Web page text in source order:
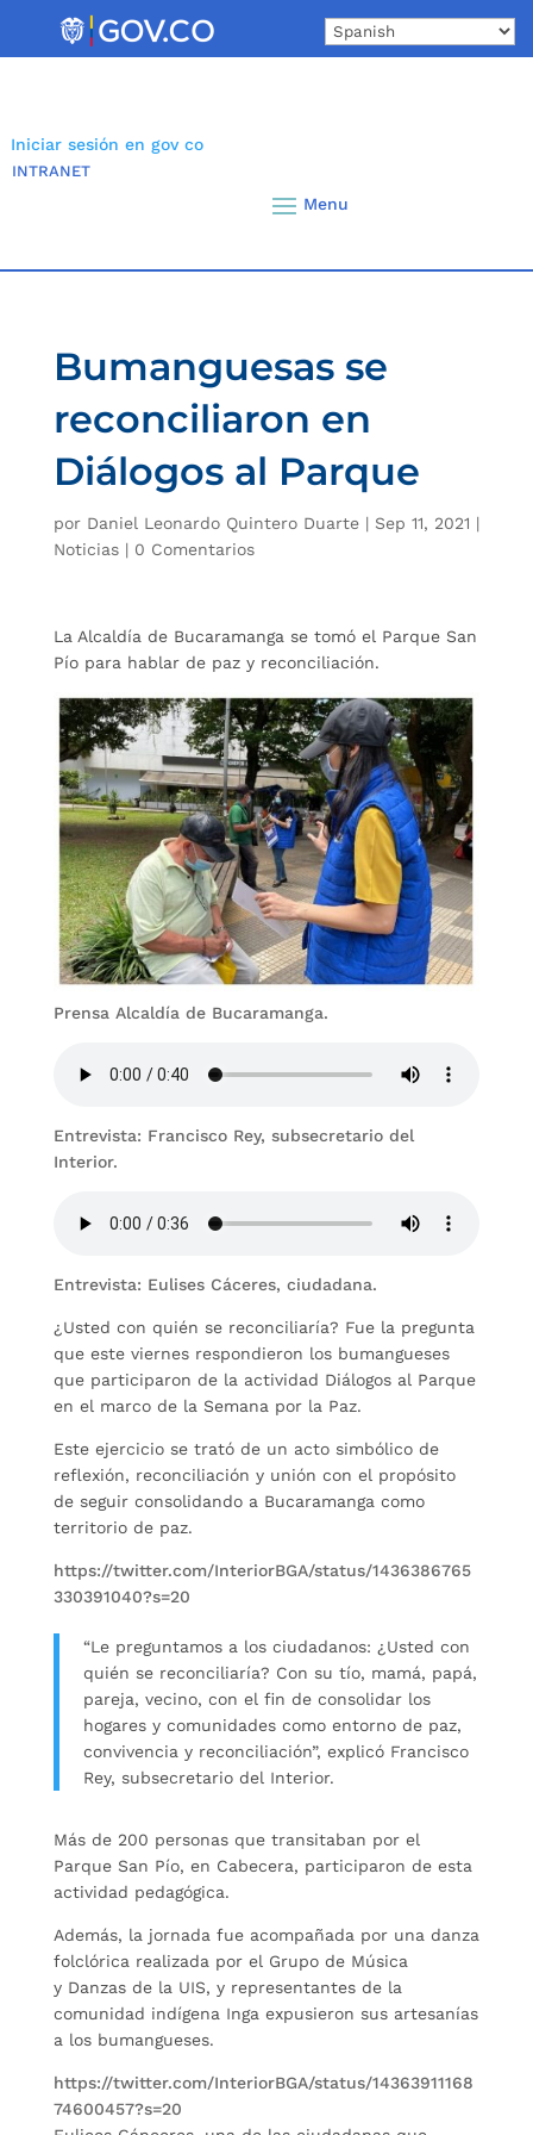
Iniciar sesión en gov co
INTRANET
Bumanguesas se
reconciliaron en
Diálogos al Parque
por Daniel Leonardo Quintero Duarte| Sep 11, 2021 |
Noticias| 0 Comentarios
La Alcaldía de Bucaramanga se tomó el Parque San
Pío para hablar de paz y reconciliación.
Prensa Alcaldía de Bucaramanga.
Entrevista: Francisco Rey, subsecretario del
Interior.
Entrevista: Eulises Cáceres, ciudadana.
¿Usted con quién se reconciliaría? Fue la pregunta
que este viernes respondieron los bumangueses
que participaron de la actividad Diálogos al Parque
en el marco de la Semana por la Paz.
Este ejercicio se trató de un acto simbólico de
reflexión, reconciliación y unión con el propósito
de seguir consolidando a Bucaramanga como
territorio de paz.
https://twitter.com/InteriorBGA/status/1436386765
330391040?s=20
“Le preguntamos a los ciudadanos: ¿Usted con
quién se reconciliaría? Con su tío, mamá, papá,
pareja, vecino, con el fin de consolidar los
hogares y comunidades como entorno de paz,
convivencia y reconciliación”, explicó Francisco
Rey, subsecretario del Interior.
Más de 200 personas que transitaban por el
Parque San Pío, en Cabecera, participaron de esta
actividad pedagógica.
Además, la jornada fue acompañada por una danza
folclórica realizada por el Grupo de Música
y Danzas de la UIS, y representantes de la
comunidad indígena Inga expusieron sus artesanías
a los bumangueses.
https://twitter.com/InteriorBGA/status/14363911168
74600457?s=20